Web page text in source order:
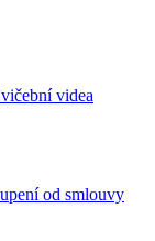
videa
od smlouvy